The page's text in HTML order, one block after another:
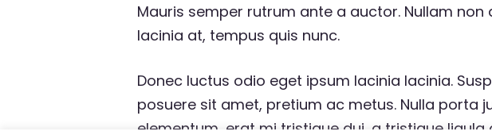
Mauris semper rutrum ante a auctor. Nullam
lacinia at, tempus quis nunc.
Donec luctus odio eget ipsum lacinia lacinia.
posuere sit amet, pretium ac metus. Nulla porta
elementum, erat mi tristique dui, a tristique